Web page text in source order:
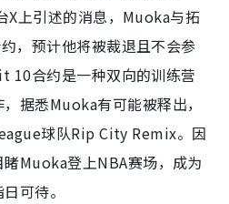
上引述的消息，Muoka与拓
，预计他将被裁退且不会参
10合约是一种双向的训练营
据悉Muoka有可能被释出，
球队Rip City Remix。因
Muoka登上NBA赛场，成为
可待。